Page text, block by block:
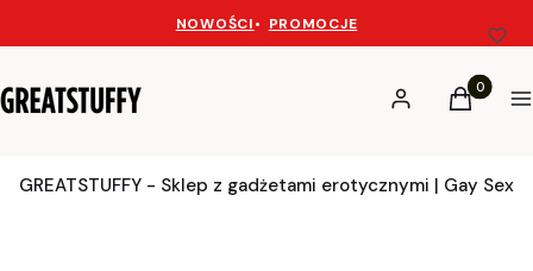
NOWOŚCI• PROMOCJE
Zaloguj sięProdukty
Koszyk
GREATSTUFFY - Sklep z gadżetami erotycznymi | Gay Sex